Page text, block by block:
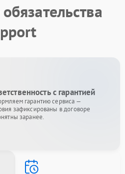
с гарантией
гарантию сервиса —
зафиксированы в договоре
заранее.